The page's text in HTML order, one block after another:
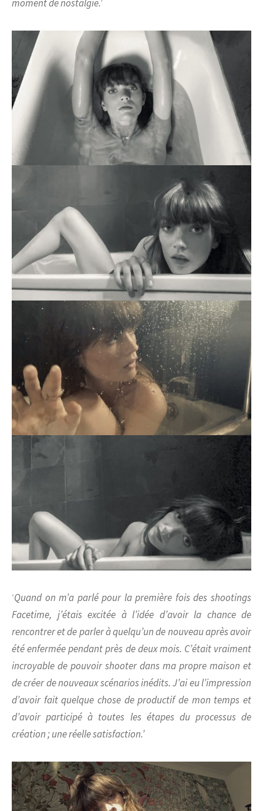
moment de nostalgie.’
‘Quand on m’a parlé pour la première fois des shootings
Facetime, j’étais excitée à l’idée d’avoir la chance de
rencontrer et de parler à quelqu’un de nouveau après avoir
été enfermée pendant près de deux mois. C’était vraiment
incroyable de pouvoir shooter dans ma propre maison et
de créer de nouveaux scénarios inédits. J’ai eu l’impression
d’avoir fait quelque chose de productif de mon temps et
d’avoir participé à toutes les étapes du processus de
création ; une réelle satisfaction.’